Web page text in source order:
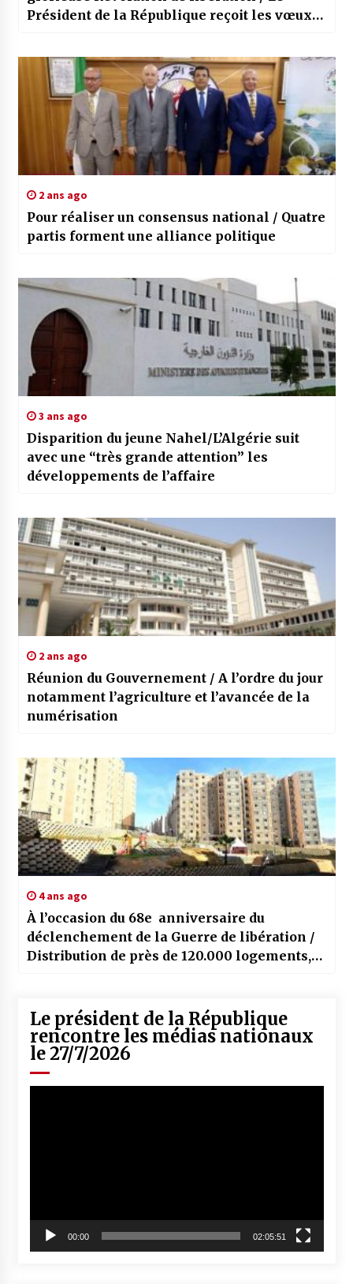
Président de la République reçoit les vœux
2 ans ago
Pour réaliser un consensus national / Quatre
partis forment une alliance politique
3 ans ago
Disparition du jeune Nahel/L’Algérie suit
avec une “très grande attention” les
2 ans ago
Réunion du Gouvernement / A l’ordre du jour
notamment l’agriculture et l’avancée de la
numérisation
4 ans ago
À l’occasion du 68e anniversaire du
déclenchement de la Guerre de libération /
Distribution de près de 120.000 logements,
Le président de la République
rencontre les médias nationaux
le 27/7/2026
00:00 02:05:51